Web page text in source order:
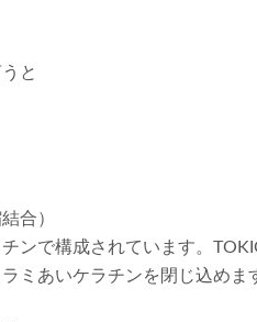
と
合）
ンで構成されています。
ミあいケラチンを閉じ込めま